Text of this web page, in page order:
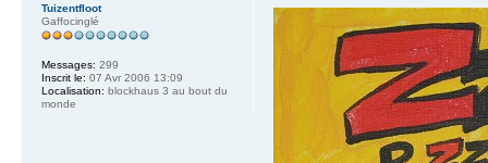
Tuizentfloot
Gaffocinglé
Messages: 299
Inscrit le: 07 Avr 2006 13:09
Localisation: blockhaus 3 au bout du
monde